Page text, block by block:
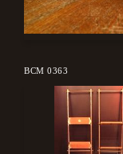
BCM 0363